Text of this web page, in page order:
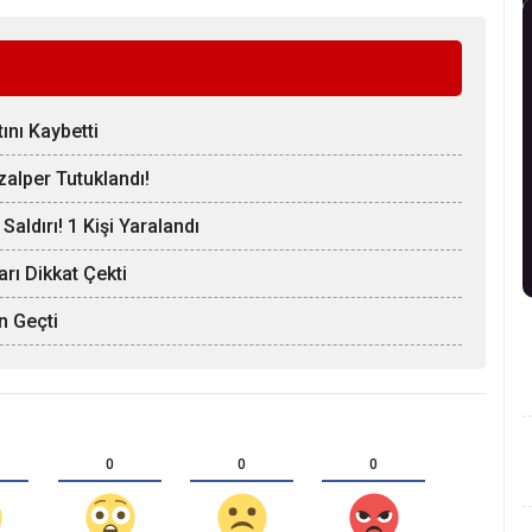
Kaybetti
Tutuklandı!
1 Kişi Yaralandı
Dikkat Çekti
Geçti
0 0 0